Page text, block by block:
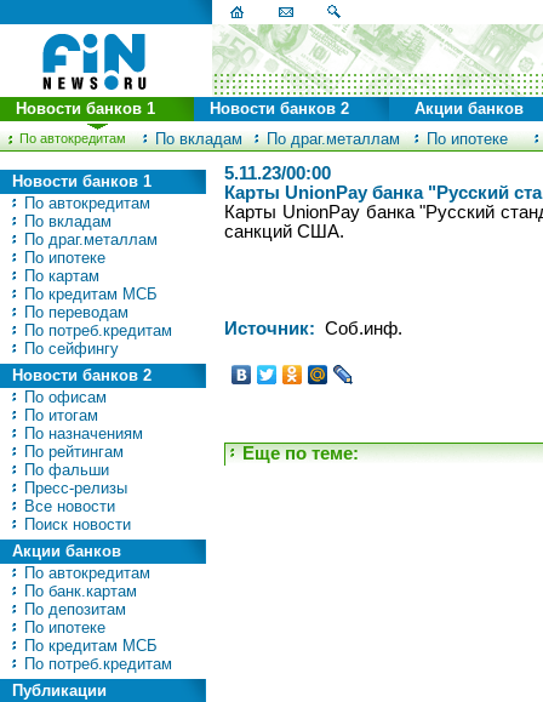
По автокредитам По вкладам По драг.металлам По ипотеке
Новости банков 1 Новости банков 2 Акции банков
Новости банков 1
По автокредитам
По вкладам
По драг.металлам
По ипотеке
По картам
По кредитам МСБ
По переводам
По потреб.кредитам
По сейфингу
Новости банков 2
По офисам
По итогам
По назначениям
По рейтингам
По фальши
Пресс-релизы
Все новости
Поиск новости
Акции банков
По автокредитам
По банк.картам
По депозитам
По ипотеке
По кредитам МСБ
По потреб.кредитам
Публикации
5.11.23/00:00
Карты UnionРay банка "Русский
Карты UnionРay банка "Русский
санкций США.
Источник: Соб.инф.
Еще по теме: